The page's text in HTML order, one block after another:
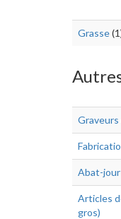
Grasse
Graveurs
Abat-
Articles
gros)